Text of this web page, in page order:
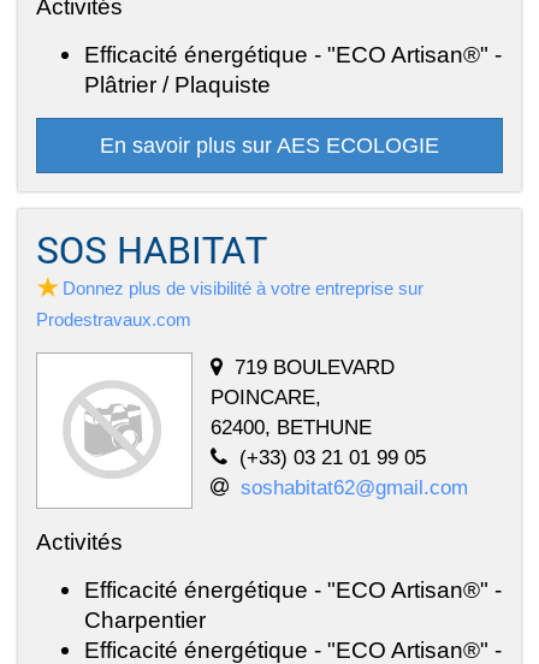
Activités
Efficacité énergétique - "ECO Artisan®" -
Plâtrier / Plaquiste
En savoir plus sur AES ECOLOGIE
SOS HABITAT
Donnez plus de visibilité à votre entreprise sur
Prodestravaux.com
719 BOULEVARD
POINCARE,
62400, BETHUNE
(+33) 03 21 01 99 05
soshabitat62@gmail.com
Activités
Efficacité énergétique - "ECO Artisan®" -
Charpentier
Efficacité énergétique - "ECO Artisan®" -